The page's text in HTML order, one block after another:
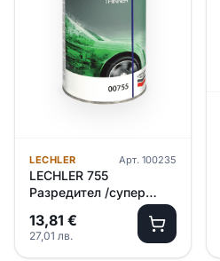
LECHLER Арт. 100235
LECHLER 755
Разредител /супер
13,81 €
27,01 лв.